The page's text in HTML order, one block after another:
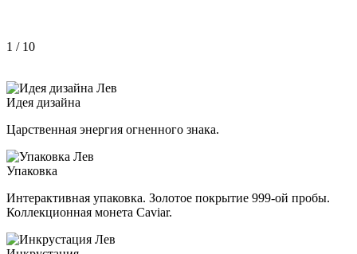
1 / 10
Идея дизайна
Царственная энергия огненного знака.
Упаковка
Интерактивная упаковка. Золотое покрытие 999-ой пробы.
Коллекционная монета Caviar.